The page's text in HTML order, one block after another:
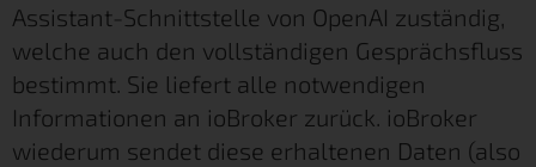
Assistant-Schnittstelle von OpenAI zuständig,
welche auch den vollständigen Gesprächsfluss
bestimmt. Sie liefert alle notwendigen
Informationen an ioBroker zurück. ioBroker
wiederum sendet diese erhaltenen Daten (also